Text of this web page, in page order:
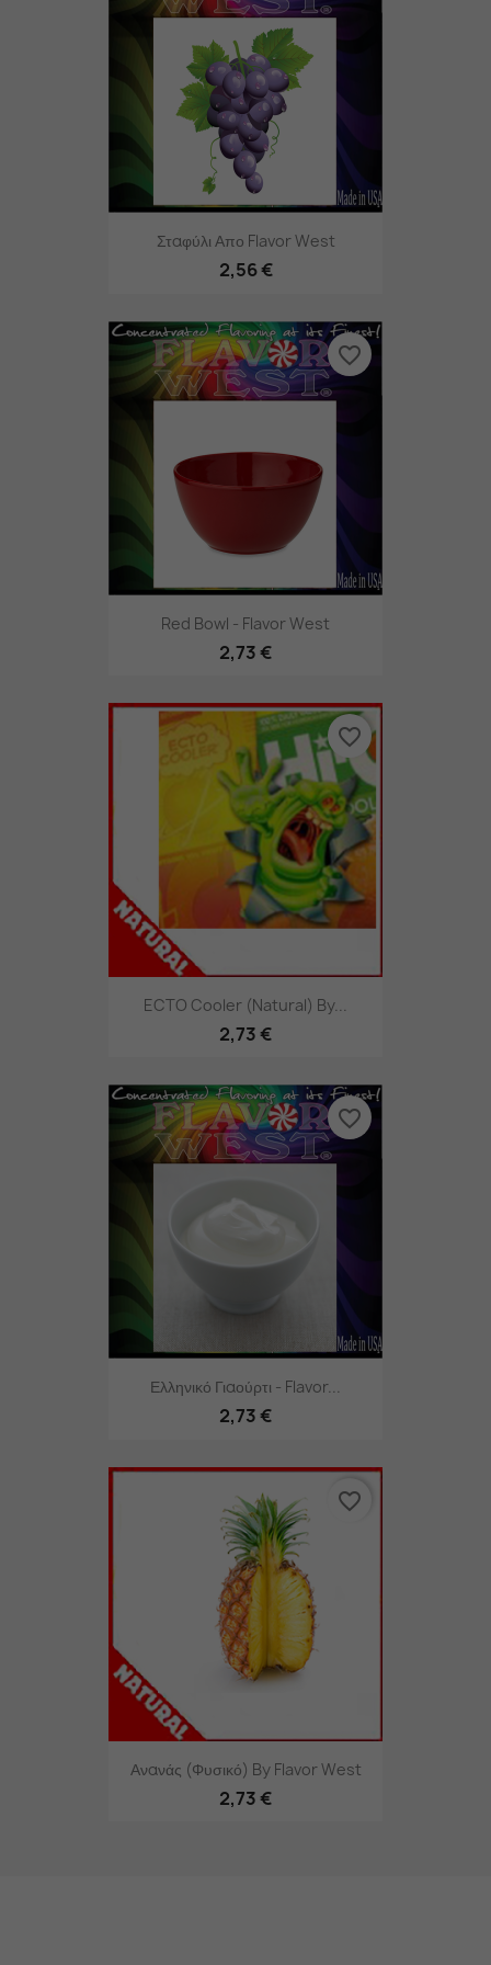
Σταφύλι Απο Flavor West
2,56 €
Red Bowl - Flavor West
2,73 €
favorite_border
ECTO Cooler (Natural) By...
2,73 €
favorite_border
Ελληνικό Γιαούρτι - Flavor...
2,73 €
favorite_border
Ανανάς (φυσικό) By Flavor West
2,73 €
favorite_border